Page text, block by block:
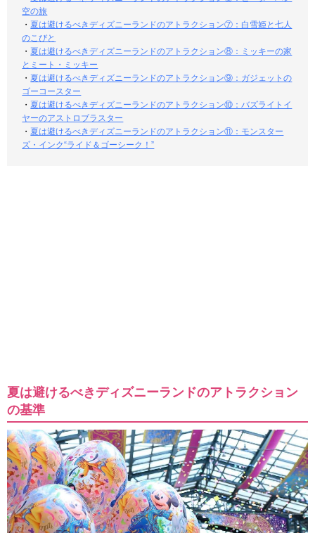
空の旅
・ 夏は避けるべきディズニーランドのアトラクション⑦：白雪姫と七人
のこびと
・ 夏は避けるべきディズニーランドのアトラクション⑧：ミッキーの家
とミート・ミッキー
・ 夏は避けるべきディズニーランドのアトラクション⑨：ガジェットの
ゴーコースター
・ 夏は避けるべきディズニーランドのアトラクション⑩：バズライトイ
ヤーのアストロブラスター
・ 夏は避けるべきディズニーランドのアトラクション⑪：モンスター
ズ・インク“ライド＆ゴーシーク！”
夏は避けるべきディズニーランドのアトラクション
の基準